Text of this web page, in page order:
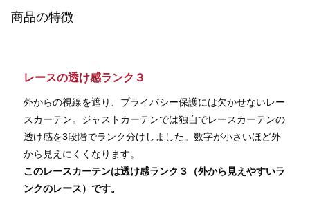
商品の特徴
レースの透け感ランク３
外からの視線を遮り、プライバシー保護には欠かせないレー
スカーテン。ジャストカーテンでは独自でレースカーテンの
透け感を3段階でランク分けしました。数字が小さいほど外
から見えにくくなります。
このレースカーテンは透け感ランク３（外から見えやすいラ
ンクのレース）です。